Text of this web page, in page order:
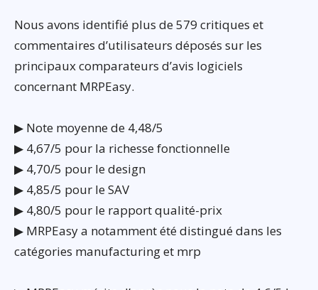
Nous avons identifié plus de 579 critiques et
commentaires d’utilisateurs déposés sur les
principaux comparateurs d’avis logiciels
concernant MRPEasy.
▶ Note moyenne de 4,48/5
▶ 4,67/5 pour la richesse fonctionnelle
▶ 4,70/5 pour le design
▶ 4,85/5 pour le SAV
▶ 4,80/5 pour le rapport qualité-prix
▶ MRPEasy a notamment été distingué dans les
catégories manufacturing et mrp